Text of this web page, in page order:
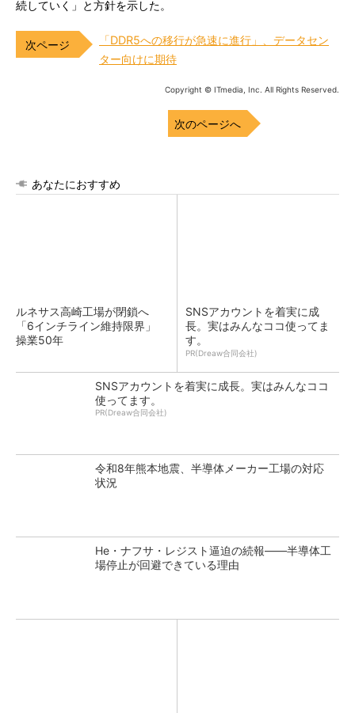
続していく」と方針を示した。
「DDR5への移行が急速に進行」、データセン
ター向けに期待
Copyright © ITmedia, Inc. All Rights Reserved.
次のページへ
あなたにおすすめ
ルネサス高崎工場が閉鎖へ
「6インチライン維持限界」
操業50年
SNSアカウントを着実に成
長。実はみんなココ使ってま
す。
PR(Dreaw合同会社)
SNSアカウントを着実に成長。実はみんなココ
使ってます。
PR(Dreaw合同会社)
令和8年熊本地震、半導体メーカー工場の対応
状況
He・ナフサ・レジスト逼迫の続報――半導体工
場停止が回避できている理由